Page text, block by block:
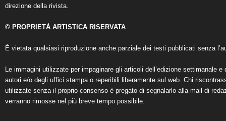
direzione della rivista.
© PROPRIETÀ ARTISTICA RISERVATA
È vietata qualsiasi riproduzione anche parziale dei testi pubblicati senza
Le immagini utilizzate per impaginare gli articoli dell’edizione settimanale
autori e/o degli uffici stampa o reperibili liberamente sul web. Chi
utilizzate senza il proprio consenso è pregato di segnalarlo alla mail di
verranno rimosse nel più breve tempo possibile.